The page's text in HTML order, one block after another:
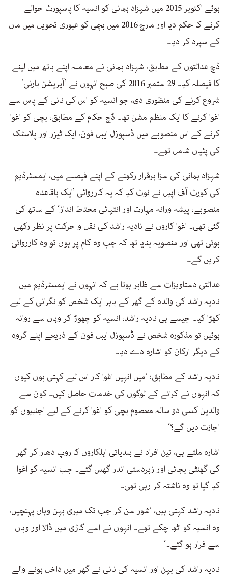
ہوئے اکتوبر 2015 میں شہزاد ہمانی کو انسیہ کا پاسپورٹ حوالے
کرنے کا حکم دیا اور مارچ 2016 میں بچی کو عبوری تحویل میں ماں
کے سپرد کر دیا۔
ڈچ عدالتوں کے مطابق، شہزاد ہمانی نے معاملہ اپنے ہاتھ میں لینے
کا فیصلہ کیا۔ 29 ستمبر 2016 کی صبح انہوں نے ’آپریشن بارنی‘
شروع کرنے کی منظوری دی، جو انسیہ کو اس کی نانی کے پاس سے
اغوا کرنے کا ایک منظم مشن تھا۔ ڈچ حکام کے مطابق، بچی کو اغوا
کرنے کے اس منصوبے میں ڈسپوزل ایبل فون، ایک ٹیزر اور پلاسٹک
کی پٹیاں شامل تھے۔
شہزاد ہمانی کی سزا برقرار رکھنے کے اپنے فیصلے میں، ایمسٹرڈیم
کی کورٹ آف اپیل نے نوٹ کیا کہ یہ کارروائی ’ایک باقاعدہ
منصوبے، پیشہ ورانہ مہارت اور انتہائی محتاط انداز‘ کے ساتھ کی
گئی تھی۔ اغوا کاروں نے نادیہ راشد کی نقل و حرکت پر نظر رکھی
ہوئی تھی اور منصوبہ بنایا تھا کہ جب وہ کام پر ہوں تو وہ کارروائی
کریں گے۔
عدالتی دستاویزات سے ظاہر ہوتا ہے کہ انہوں نے ایمسٹرڈیم میں
نادیہ راشد کی والدہ کے گھر کے باہر ایک شخص کو نگرانی کے لیے
کھڑا کیا۔ جیسے ہی نادیہ راشد، انسیہ کو چھوڑ کر وہاں سے روانہ
ہوئیں تو مذکورہ شخص نے ڈسپوزل ایبل فون کے ذریعے اپنے گروہ
کے دیگر ارکان کو اشارہ دے دیا۔
نادیہ راشد کے مطابق: ’میں انہیں اغوا کار اس لیے کہتی ہوں کیوں
کہ انہوں نے کرائے کے لوگوں کی خدمات حاصل کیں۔ کون سے
والدین کسی دو سالہ معصوم بچی کو اغوا کرنے کے لیے اجنبیوں کو
اجازت دیں گے؟‘
اشارہ ملتے ہی، تین افراد نے بلدیاتی اہلکاروں کا روپ دھار کر گھر
کی گھنٹی بجائی اور زبردستی اندر گھس گئے۔ جب انسیہ کو اغوا
کیا گیا تو وہ ناشتہ کر رہی تھی۔
نادیہ راشد کہتی ہیں، ’شور سن کر جب تک میری بہن وہاں پہنچیں،
وہ انسیہ کو اٹھا چکے تھے۔ انہوں نے اسے گاڑی میں ڈالا اور وہاں
سے فرار ہو گئے۔‘
نادیہ راشد کی بہن اور انسیہ کی نانی نے گھر میں داخل ہونے والے